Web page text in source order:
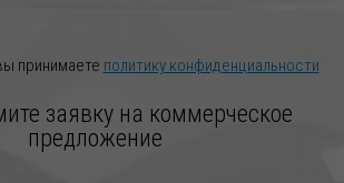
принимаете политику конфиденциальности
заявку на коммерческое
предложение